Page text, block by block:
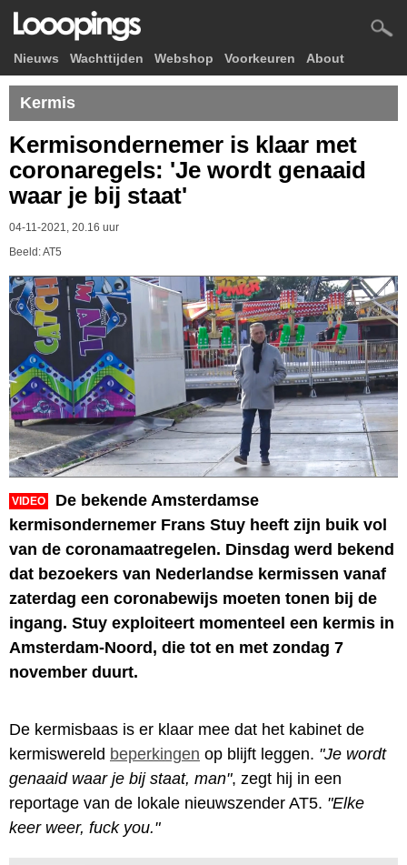
Nieuws Wachttijden Webshop Voorkeuren About
Kermis
Kermisondernemer is klaar met
coronaregels: 'Je wordt genaaid
waar je bij staat'
04-11-2021, 20.16 uur
Beeld: AT5
VIDEO
De bekende Amsterdamse
kermisondernemer Frans Stuy heeft zijn buik vol
van de coronamaatregelen. Dinsdag werd bekend
dat bezoekers van Nederlandse kermissen vanaf
zaterdag een coronabewijs moeten tonen bij de
ingang. Stuy exploiteert momenteel een kermis in
Amsterdam-Noord, die tot en met zondag 7
november duurt.
De kermisbaas is er klaar mee dat het kabinet de
kermiswereld beperkingen op blijft leggen. "Je wordt
genaaid waar je bij staat, man", zegt hij in een
reportage van de lokale nieuwszender AT5. "Elke
keer weer, fuck you."